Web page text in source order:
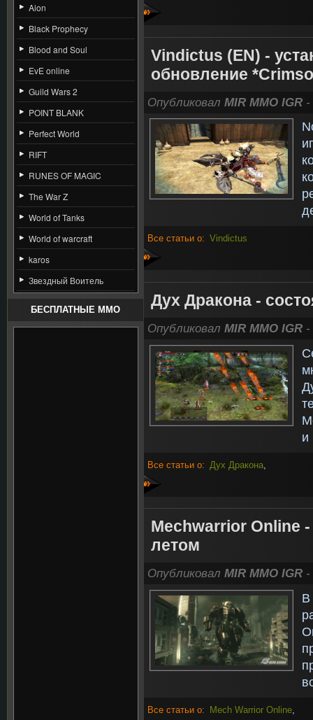
Aion
Black Prophecy
Blood and Soul
EvE online
Guild Wars 2
POINT BLANK
Perfect World
RIFT
RUNES OF MAGIC
The War Z
World of Tanks
World of warcraft
karos
Звездный Воитель
БЕСПЛАТНЫЕ MMO
»
Vindictus (EN) -
обновление
Опубликовал MIR MMO IGR -
Все статьи о: Vindictus
»
Дух Дракона -
Опубликовал MIR MMO IGR -
и
Все статьи о: Дух Дракона
»
Mechwarrior Online -
летом
Опубликовал MIR MMO IGR -
В
Все статьи о: Mech Warrior Online